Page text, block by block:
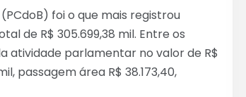
foi o que mais registrou
de R$ 305.699,38 mil. Entre os
atividade parlamentar no valor de R$
passagem área R$ 38.173,40,